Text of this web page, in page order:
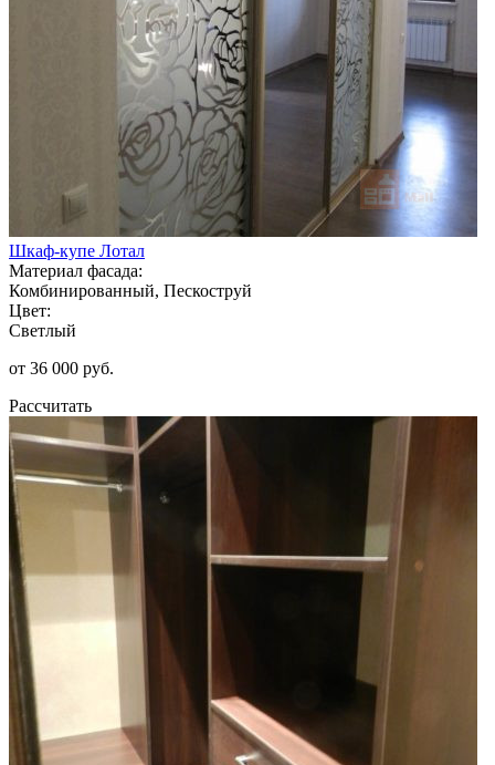
Шкаф-купе Лотал
Материал фасада:
Комбинированный, Пескоструй
Цвет:
Светлый
от 36 000 руб.
Рассчитать